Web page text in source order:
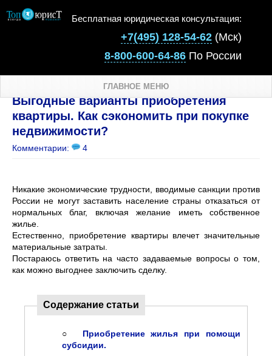
Бесплатная юридическая консультация:
+7(495) 128-54-62 (Мск)
8-800-600-64-86 По России
ГЛАВНОЕ МЕНЮ
Выгодные варианты приобретения
квартиры. Как сэкономить при покупке
недвижимости?
Комментарии: 4
Никакие экономические трудности, вводимые санкции против
России не могут заставить население страны отказаться от
нормальных благ, включая желание иметь собственное
жилье.
Естественно, приобретение квартиры влечет значительные
материальные затраты.
Постараюсь ответить на часто задаваемые вопросы о том,
как можно выгоднее заключить сделку.
Содержание статьи
○ Приобретение жилья при помощи
субсидии.